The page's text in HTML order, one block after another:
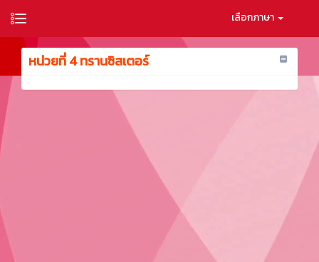
เลือกภาษา
หน่วยที่ 4 ทรานซิสเตอร์